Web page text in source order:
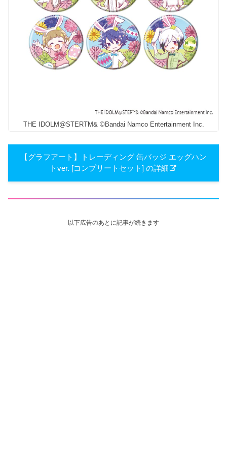
THE IDOLM@STERTM& ©Bandai Namco Entertainment Inc.
【グラフアート】トレーディング 缶バッジ エッグハン
トver. [コンプリートセット] の詳細
以下広告のあとに記事が続きます